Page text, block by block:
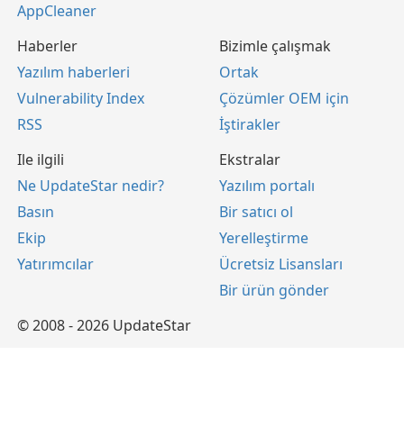
AppCleaner
Haberler
Yazılım haberleri
Vulnerability Index
RSS
Bizimle çalışmak
Ortak
Çözümler OEM için
İştirakler
Ile ilgili
Ne UpdateStar nedir?
Basın
Ekip
Yatırımcılar
Ekstralar
Yazılım portalı
Bir satıcı ol
Yerelleştirme
Ücretsiz Lisansları
Bir ürün gönder
© 2008 - 2026 UpdateStar